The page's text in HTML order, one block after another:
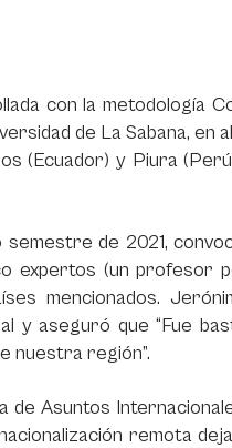
con la metodología
de La Sabana, en
(Ecuador) y Piura
de 2021,
expertos (un profesor
mencionados.
y aseguró que “Fue
nuestra región”.
Asuntos
remota